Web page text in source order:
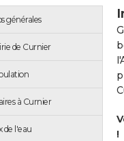
générales
de Curnier
à Curnier
de l'eau
!